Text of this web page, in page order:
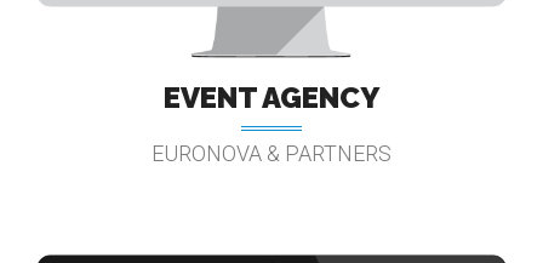
EVENT AGENCY
EURONOVA & PARTNERS